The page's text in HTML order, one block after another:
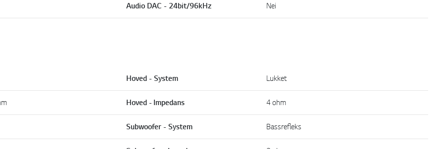
Audio DAC - 24bit/96kHz Nei
Hoved - System Lukket
Hoved - Impedans 4 ohm
Subwoofer - System Bassrefleks